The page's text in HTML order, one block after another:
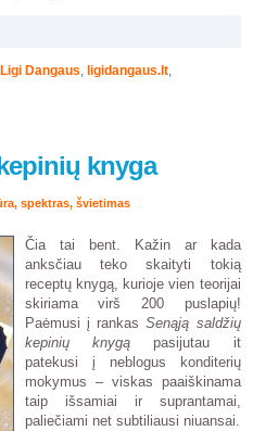
Ligi Dangaus, ligidangaus.lt,
knyga
, spektras, švietimas
Čia tai bent. Kažin ar kada
anksčiau teko skaityti tokią
receptų knygą, kurioje vien teorijai
skiriama virš 200 puslapių!
Paėmusi į rankasSenąją saldžių
kepinių knygąpasijutau it
patekusi į neblogus konditerių
mokymus – viskas paaiškinama
taip išsamiai ir suprantamai,
paliečiami net subtiliausi niuansai.